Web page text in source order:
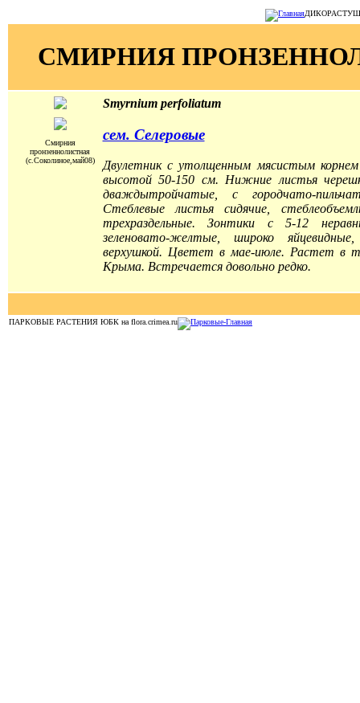
СМИРНИЯ
Смирния
пронзеннолистная
(с.Соколиное,май08)
Smyrnium perfoliatum
сем. Селеровые
Двулетник с утолщенным мясистым
высотой 50-150 см. Нижние листья
дваждытройчатые, с городчато-
Стеблевые листья сидячие,
трехраздельные. Зонтики с 5-12
зеленовато-желтые, широко
верхушкой. Цветет в мае-июле. Растет в
Крыма. Встречается довольно редко.
ПАРКОВЫЕ РАСТЕНИЯ ЮБК на flora.crimea.ru